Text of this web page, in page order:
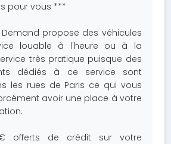
pour vous ***
propose des véhicules
louable à l'heure ou à la
très pratique puisque des
dédiés à ce service sont
les rues de Paris ce qui vous
avoir une place à votre
offerts de crédit sur votre